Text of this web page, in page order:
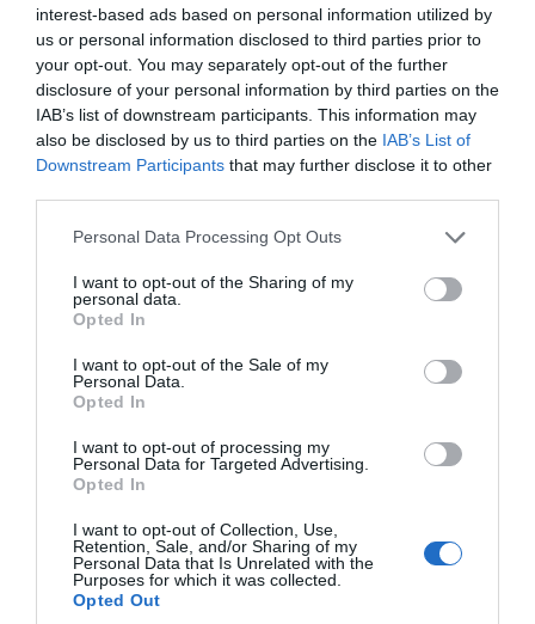
interest-based ads based on personal information utilized by
us or personal information disclosed to third parties prior to
your opt-out. You may separately opt-out of the further
disclosure of your personal information by third parties on the
IAB’s list of downstream participants. This information may
also be disclosed by us to third parties on the IAB’s List of
Downstream Participants that may further disclose it to other
Please note that this website/app uses one or more Google
not limited to your visit or usage behaviour. You may click to
grant or deny consent to Google and its third-party tags to
use your data for below specified purposes in below Google
consent section.
Personal Data Processing Opt Outs
I want to opt-out of the Sharing of my
personal data.
Opted In
I want to opt-out of the Sale of my
Personal Data.
Opted In
I want to opt-out of processing my
Personal Data for Targeted Advertising.
Opted In
I want to opt-out of Collection, Use,
Retention, Sale, and/or Sharing of my
Personal Data that Is Unrelated with the
Purposes for which it was collected.
Opted Out
διασύνδεση Αιγύπτου και Ελλάδας. Όπως
είπε, μέσω αυτών των έργων η περιοχή
καθίσταται επίκεντρο της νέας ευρωπαϊκής
ενεργειακής αρχιτεκτονικής.
Παράλληλα, σημείωσε ότι όλο και
περισσότερες χώρες της περιοχής
αντιλαμβάνονται πως έχουν περισσότερα να
κερδίσουν μέσα από τη συνεργασία παρά
ενεργώντας μεμονωμένα. Αναφέρθηκε
Ενέργειας της Βόρειας Μακεδονίας και της
Σερβίας σε πρόσφατη συνάντηση στην
Αθήνα, όπου εξέφρασαν ενδιαφέρον για
έναν διευρυμένο Κάθετο Διάδρομο. Κατά τον
εξελίσσονται σε «αρτηρίες εμπορίου και
ευημερίας» για την περιοχή.